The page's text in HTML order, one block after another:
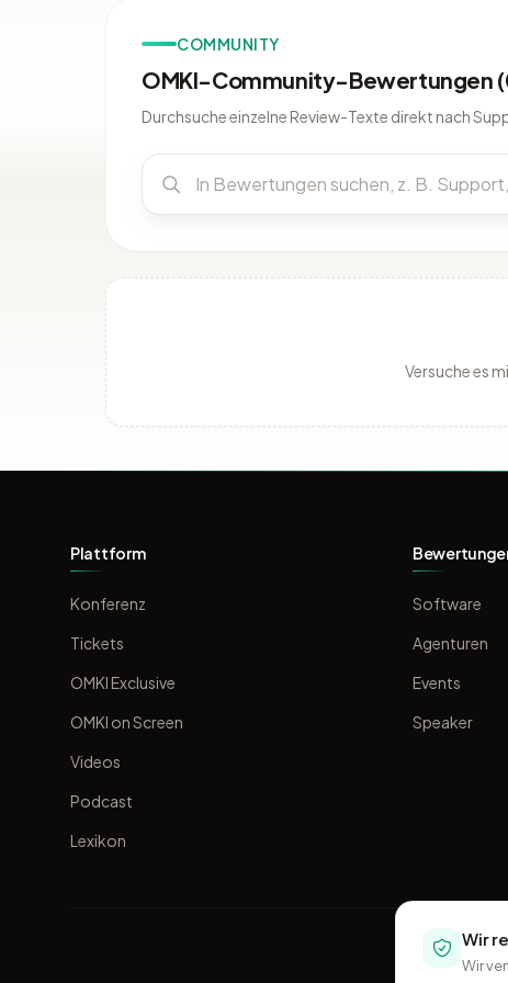
COMMUNITY
OMKI-Community-Bewertungen
Durchsuche einzelne Review-Texte direkt nach
Versuche es
Plattform
Konferenz
Tickets
OMKI Exclusive
OMKI on Screen
Videos
Podcast
Lexikon
Software
Agenturen
Events
Speaker
Wir
Wir